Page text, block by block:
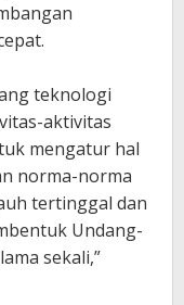
teknologi
aktivitas
mengatur hal
norma-norma
tertinggal dan
Undang-
sekali,”